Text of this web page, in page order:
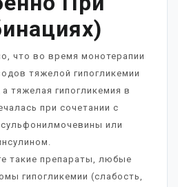
что во время монотерапии
тяжелой гипогликемии
тяжелая гипогликемия в
при сочетании с
или
такие препараты, любые
гипогликемии (слабость,